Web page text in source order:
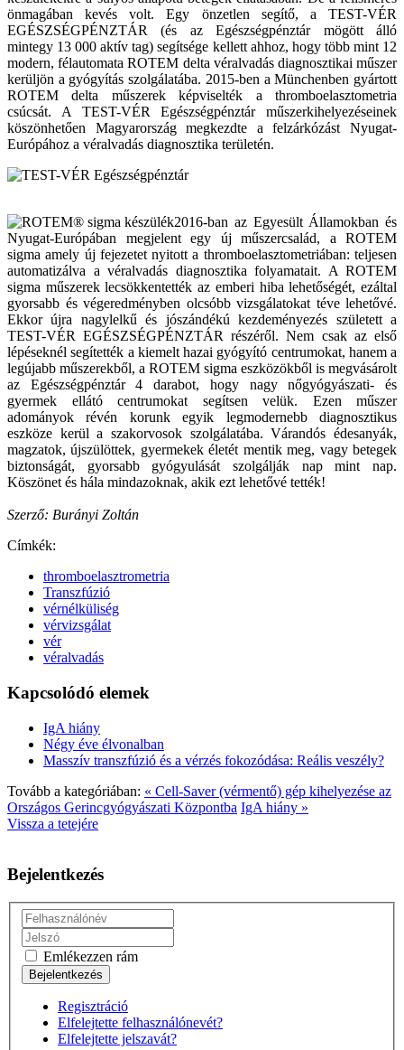
önmagában kevés volt. Egy önzetlen segítő, a TEST-VÉR
EGÉSZSÉGPÉNZTÁR (és az Egészségpénztár mögött álló
mintegy 13 000 aktív tag) segítsége kellett ahhoz, hogy több mint 12
modern, félautomata ROTEM delta véralvadás diagnosztikai műszer
kerüljön a gyógyítás szolgálatába. 2015-ben a Münchenben gyártott
ROTEM delta műszerek képviselték a thromboelasztometria
csúcsát. A TEST-VÉR Egészségpénztár műszerkihelyezéseinek
köszönhetően Magyarország megkezdte a felzárkózást Nyugat-
Európához a véralvadás diagnosztika területén.
2016-ban az Egyesült Államokban és
Nyugat-Európában megjelent egy új műszercsalád, a ROTEM
sigma amely új fejezetet nyitott a thromboelasztometriában: teljesen
automatizálva a véralvadás diagnosztika folyamatait. A ROTEM
sigma műszerek lecsökkentették az emberi hiba lehetőségét, ezáltal
gyorsabb és végeredményben olcsóbb vizsgálatokat téve lehetővé.
Ekkor újra nagylelkű és jószándékú kezdeményezés született a
TEST-VÉR EGÉSZSÉGPÉNZTÁR részéről. Nem csak az első
lépéseknél segítették a kiemelt hazai gyógyító centrumokat, hanem a
legújabb műszerekből, a ROTEM sigma eszközökből is megvásárolt
az Egészségpénztár 4 darabot, hogy nagy nőgyógyászati- és
gyermek ellátó centrumokat segítsen velük. Ezen műszer
adományok révén korunk egyik legmodernebb diagnosztikus
eszköze kerül a szakorvosok szolgálatába. Várandós édesanyák,
magzatok, újszülöttek, gyermekek életét mentik meg, vagy betegek
biztonságát, gyorsabb gyógyulását szolgálják nap mint nap.
Köszönet és hála mindazoknak, akik ezt lehetővé tették!
Szerző: Burányi Zoltán
Címkék:
thromboelasztrometria
Transzfúzió
vérnélküliség
vérvizsgálat
vér
véralvadás
Kapcsolódó elemek
IgA hiány
Négy éve élvonalban
Masszív transzfúzió és a vérzés fokozódása: Reális veszély?
Tovább a kategóriában: « Cell-Saver (vérmentő) gép kihelyezése az
Országos Gerincgyógyászati Központba IgA hiány »
Vissza a tetejére
Bejelentkezés
Emlékezzen rám
Regisztráció
Elfelejtette felhasználónevét?
Elfelejtette jelszavát?